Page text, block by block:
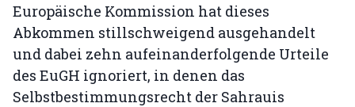
Europäische Kommission hat dieses
Abkommen stillschweigend ausgehandelt
und dabei zehn aufeinanderfolgende Urteile
des EuGH ignoriert, in denen das
Selbstbestimmungsrecht der Sahrauis